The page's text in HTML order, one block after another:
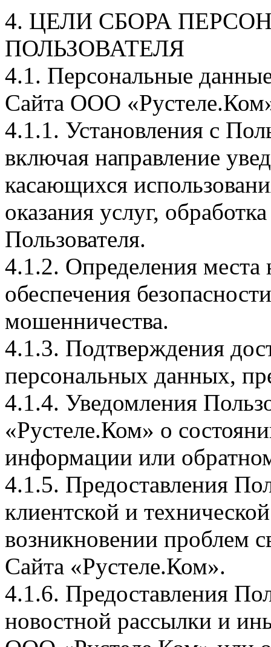
4. ЦЕЛИ СБОРА
ПОЛЬЗОВАТЕЛЯ
4.1. Персональные
Сайта ООО
4.1.1. Установления с
включая направление
касающихся
оказания услуг,
Пользователя.
4.1.2. Определения места
обеспечения
мошенничества.
4.1.3. Подтверждения
персональных данных,
4.1.4. Уведомления
«Рустеле.Ком» о
информации или
4.1.5. Предоставления
клиентской и
возникновении проблем
Сайта «Рустеле.Ком».
4.1.6. Предоставления
новостной рассылки и